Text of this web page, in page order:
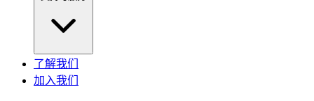
了解我们
加入我们